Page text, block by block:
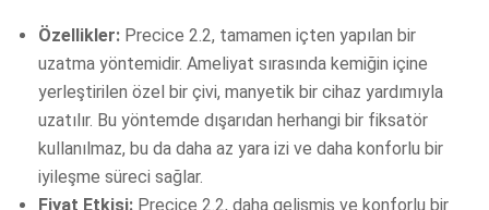
Özellikler: Precice 2.2, tamamen içten yapılan bir
uzatma yöntemidir. Ameliyat sırasında kemiğin içine
yerleştirilen özel bir çivi, manyetik bir cihaz yardımıyla
uzatılır. Bu yöntemde dışarıdan herhangi bir fiksatör
kullanılmaz, bu da daha az yara izi ve daha konforlu bir
iyileşme süreci sağlar.
Fiyat Etkisi: Precice 2.2, daha gelişmiş ve konforlu bir